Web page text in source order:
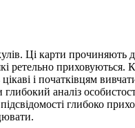
Ці карти прочиняють
ретельно
і початківцям
аналіз
глибоко